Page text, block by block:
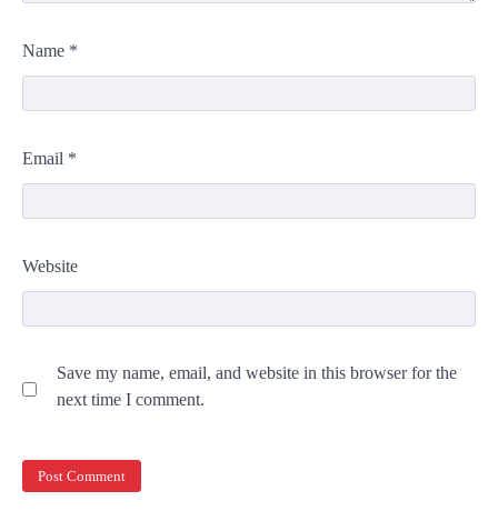
Name *
Email *
Website
Save my name, email, and website in this browser for the
next time I comment.